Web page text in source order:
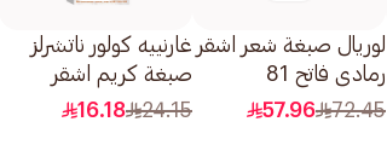
لوريال صبغة شعر اشقر
رمادي فاتح 81
للسيدات 1قطعة
72.45
57.96
غارنييه كولور ناتشرلز
صبغة كريم اشقر
24.15
16.18